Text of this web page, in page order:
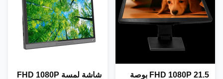
FHD 1080P 21.5 بوصة
شاشة لمسة FHD 1080P